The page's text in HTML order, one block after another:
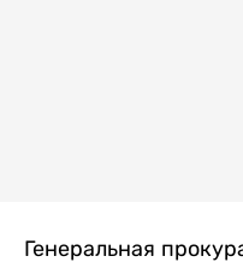
Генеральная